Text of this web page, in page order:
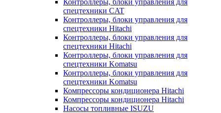
Контроллеры, блоки управления для
спецтехники CAT
Контроллеры, блоки управления для
спецтехники Hitachi
Контроллеры, блоки управления для
спецтехники Hitachi
Контроллеры, блоки управления для
спецтехники Komatsu
Контроллеры, блоки управления для
спецтехники Komatsu
Компрессоры кондиционера Hitachi
Компрессоры кондиционера Hitachi
Насосы топливные ISUZU